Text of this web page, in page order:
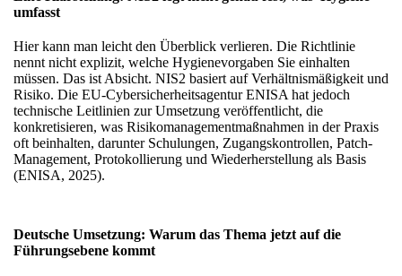
umfasst
Hier kann man leicht den Überblick verlieren. Die Richtlinie
nennt nicht explizit, welche Hygienevorgaben Sie einhalten
müssen. Das ist Absicht. NIS2 basiert auf Verhältnismäßigkeit und
Risiko. Die EU-Cybersicherheitsagentur ENISA hat jedoch
technische Leitlinien zur Umsetzung veröffentlicht, die
konkretisieren, was Risikomanagementmaßnahmen in der Praxis
oft beinhalten, darunter Schulungen, Zugangskontrollen, Patch-
Management, Protokollierung und Wiederherstellung als Basis
(ENISA, 2025).
Deutsche Umsetzung: Warum das Thema jetzt auf die
Führungsebene kommt